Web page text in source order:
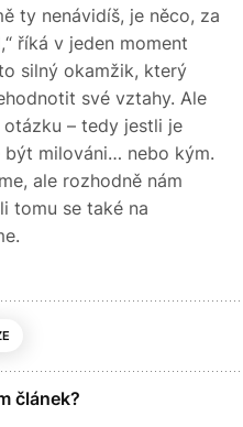
ty nenávidíš, je něco, za
říká v jeden moment
silný okamžik, který
své vztahy. Ale
– tedy jestli je
milováni… nebo kým.
ale rozhodně nám
tomu se také na
článek?